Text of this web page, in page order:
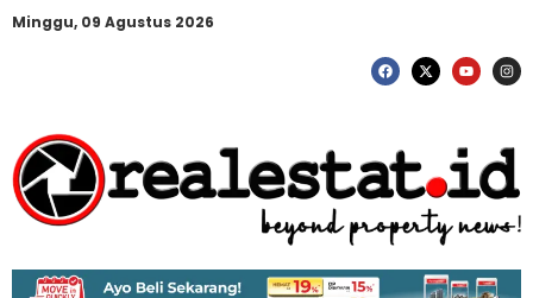
Minggu, 09 Agustus 2026